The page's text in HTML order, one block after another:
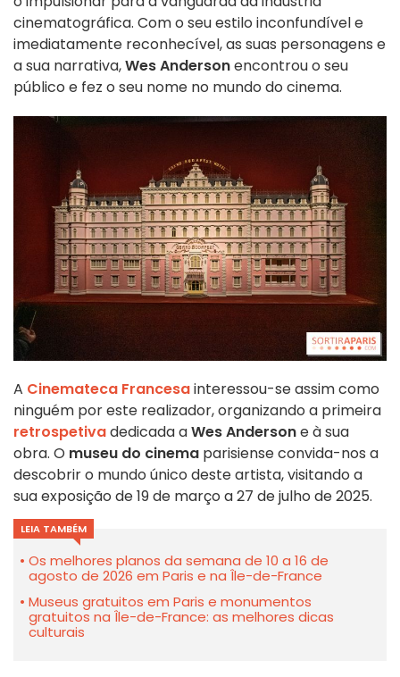
cinematográfica. Com o seu estilo inconfundível e
imediatamente reconhecível, as suas personagens e
a sua narrativa,Wes Andersonencontrou o seu
público e fez o seu nome no mundo do cinema.
A Cinemateca Francesainteressou-se assim como
ninguém por este realizador, organizando a primeira
retrospetivadedicada aWes Andersone à sua
obra. O museu do cinema parisiense convida-nos a
descobrir o mundo único deste artista, visitando a
sua exposição de 19 de março a 27 de julho de 2025.
LEIA TAMBÉM
Os melhores planos da semana de 10 a 16 de
agosto de 2026 em Paris e na Île-de-France
Museus gratuitos em Paris e monumentos
gratuitos na Île-de-France: as melhores dicas
culturais